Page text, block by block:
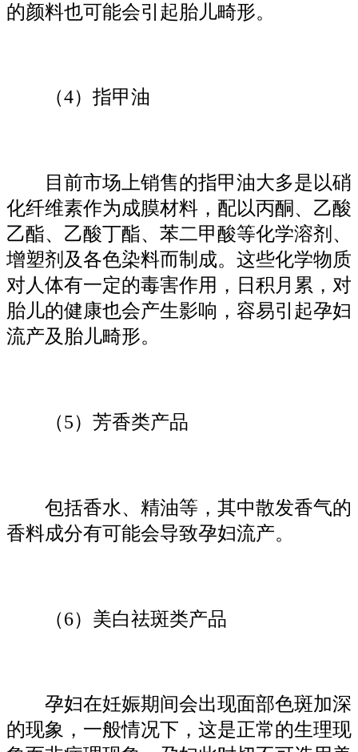
的颜料也可能会引起胎儿畸形。
（4）指甲油
目前市场上销售的指甲油大多是以硝
化纤维素作为成膜材料，配以丙酮、乙酸
乙酯、乙酸丁酯、苯二甲酸等化学溶剂、
增塑剂及各色染料而制成。这些化学物质
对人体有一定的毒害作用，日积月累，对
胎儿的健康也会产生影响，容易引起孕妇
流产及胎儿畸形。
（5）芳香类产品
包括香水、精油等，其中散发香气的
香料成分有可能会导致孕妇流产。
（6）美白祛斑类产品
孕妇在妊娠期间会出现面部色斑加深
的现象，一般情况下，这是正常的生理现